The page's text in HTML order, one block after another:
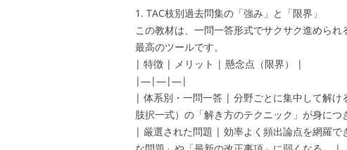
1. TAC枝別過去問集の「強み」と「限界」
この教材は、一問一答形式でサクサク進めら
最高のツールです。
| 特徴 | メリット | 懸念点（限界） |
|—|—|—|
| 体系別・一問一答 | 分野ごとに集中して解
肢択一式）の「解き方のテクニック」が身につ
| 厳選された問題 | 効率よく頻出論点を網羅